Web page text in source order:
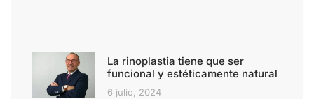
La rinoplastia tiene que ser
funcional y estéticamente natural
6 julio, 2024